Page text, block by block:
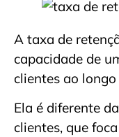
A taxa de
capacidade de
clientes ao
Ela é diferente
clientes, que